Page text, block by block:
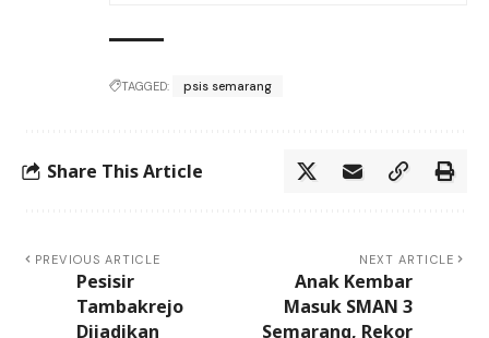
TAGGED: psis semarang
Share This Article
PREVIOUS ARTICLE
Pesisir
Tambakrejo
Dijadikan
NEXT ARTICLE
Anak Kembar
Masuk SMAN 3
Semarang, Rekor